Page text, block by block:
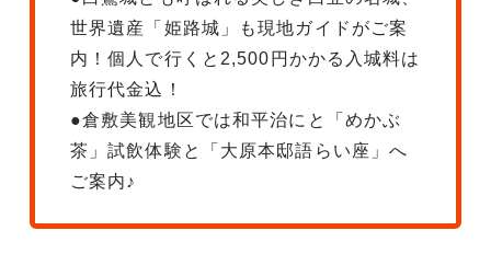
世界遺産「姫路城」も現地ガイドがご案
内！個人で行くと2,500円かかる入城料は
旅行代金込！
●倉敷美観地区では和平治にと「めかぶ
茶」試飲体験と「大原本邸語らい座」へ
ご案内♪